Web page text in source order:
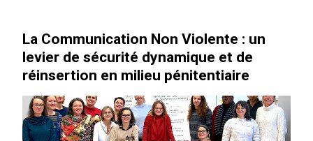
La Communication Non Violente : un
levier de sécurité dynamique et de
réinsertion en milieu pénitentiaire